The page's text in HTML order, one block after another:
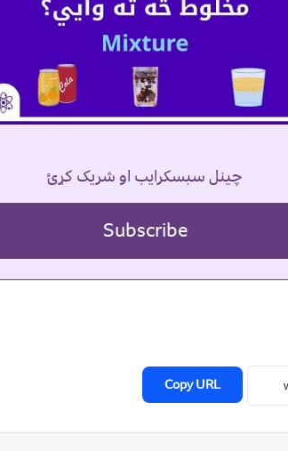
چینل سبسکرایب او شریک کړئ
Subscribe
Copy URL